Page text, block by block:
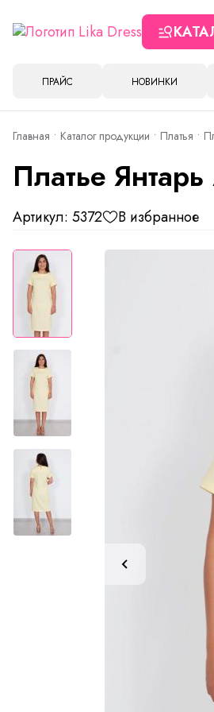
ПРАЙС НОВИНКИ
Главная Каталог продукции Платья
Платье
Артикул: 5372 В избранное